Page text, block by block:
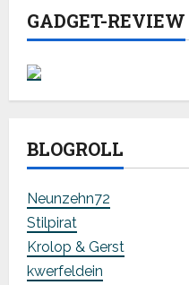
GADGET-REVIEW
BLOGROLL
Neunzehn72
Stilpirat
Krolop & Gerst
kwerfeldein